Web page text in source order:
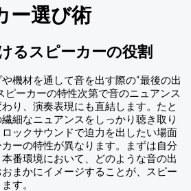
ー選び術
るスピーカーの役割
機材を通して音を出す際の“最後の出
ピーカーの特性次第で音のニュアンス
り、演奏表現にも直結します。たと
細なニュアンスをしっかり聴き取り
ックサウンドで迫力を出したい場面
ーの特性が異なります。まずは自分
番環境において、どのような音の出
まかにイメージすることが、スピー
す。